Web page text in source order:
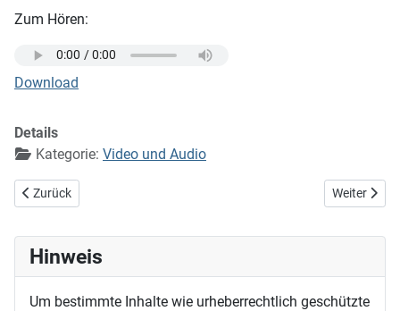
Zum Hören:
Download
Details
Kategorie: Video und Audio
Vorheriger Beitrag: Wenn die Bäume froh am Abend
Zurück Nächster
Weiter
Hinweis
Um bestimmte Inhalte wie urheberrechtlich geschützte